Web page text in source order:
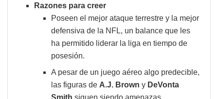
Razones para creer
Poseen el mejor ataque terrestre y la mejor
defensiva de la NFL, un balance que les
ha permitido liderar la liga en tiempo de
posesión.
A pesar de un juego aéreo algo predecible,
las figuras de A.J. Brown y DeVonta